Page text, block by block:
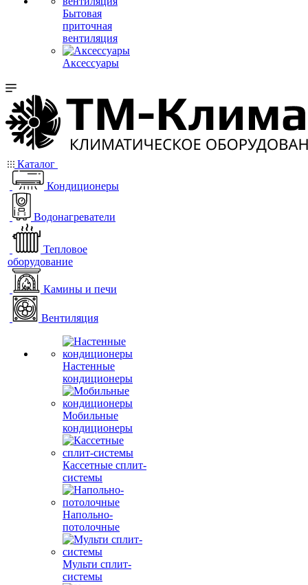
Бытовая
приточная
вентиляция
Аксессуары
Каталог
Кондиционеры
Водонагреватели
Тепловое
оборудование
Камины и печи
Вентиляция
Настенные
кондиционеры
Мобильные
кондиционеры
Кассетные сплит-
системы
Напольно-
потолочные
Мульти сплит-
системы